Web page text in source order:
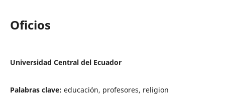
Oficios
Universidad Central del Ecuador
Palabras clave: educación, profesores, religion